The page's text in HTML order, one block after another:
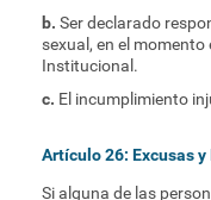
b. Ser declarado
sexual, en el
Institucional.
c. El incumplimiento
Artículo 26: Excusas
Si alguna de las